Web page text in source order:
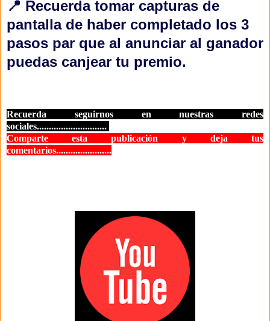
📍 Recuerda tomar capturas de
pantalla de haber completado los 3
pasos par que al anunciar al ganador
puedas canjear tu premio.
Recuerda seguirnos en nuestras redes
sociales.............................
Comparte esta publicación y deja tus
comentarios.......................